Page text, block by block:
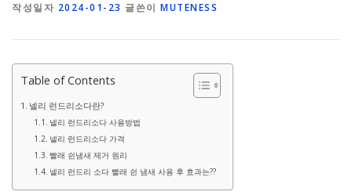
작성일자 2024-01-23 글쓴이 MUTENESS
Table of Contents
넬리 런드리소다란?
넬리 런드리소다 사용방법
넬리 런드리소다 가격
빨래 쉰냄새 제거 원리
넬리 런드리 소다 빨래 쉰 냄새 사용 후 효과는??